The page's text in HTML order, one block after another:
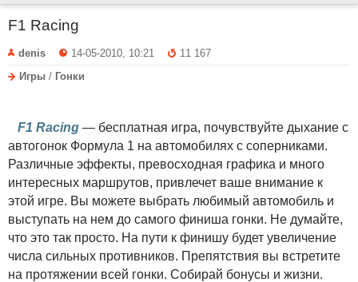
F1 Racing
denis 14-05-2010, 10:21
11 167
Игры / Гонки
F1 Racing — бесплатная игра, почувствуйте дыхание с
автогонок Формула 1 на автомобилях с соперниками.
Различные эффекты, превосходная графика и много
интересных маршрутов, привлечет ваше внимание к
этой игре. Вы можете выбрать любимый автомобиль и
выступать на нем до самого финиша гонки. Не думайте,
что это так просто. На пути к финишу будет увеличение
числа сильных противников. Препятствия вы встретите
на протяжении всей гонки. Собирай бонусы и жизни.